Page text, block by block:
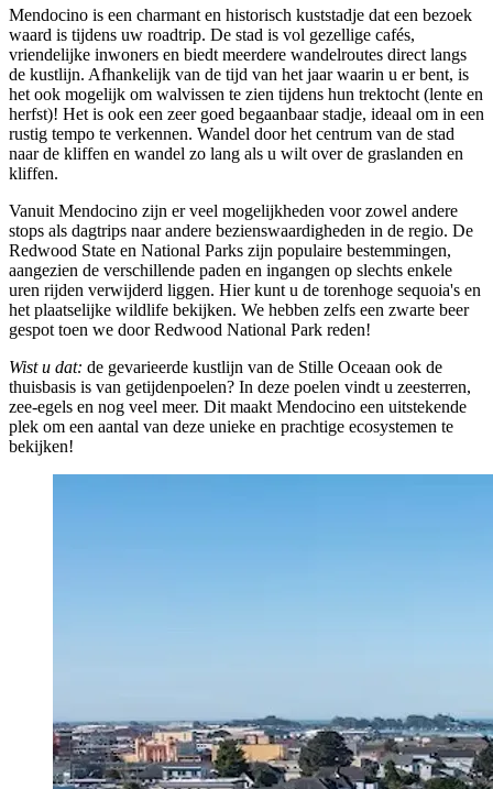
Mendocino is een charmant en historisch kuststadje dat een bezoek
waard is tijdens uw roadtrip. De stad is vol gezellige cafés,
vriendelijke inwoners en biedt meerdere wandelroutes direct langs
de kustlijn. Afhankelijk van de tijd van het jaar waarin u er bent, is
het ook mogelijk om walvissen te zien tijdens hun trektocht (lente en
herfst)! Het is ook een zeer goed begaanbaar stadje, ideaal om in een
rustig tempo te verkennen. Wandel door het centrum van de stad
naar de kliffen en wandel zo lang als u wilt over de graslanden en
kliffen.
Vanuit Mendocino zijn er veel mogelijkheden voor zowel andere
stops als dagtrips naar andere bezienswaardigheden in de regio. De
Redwood State en National Parks zijn populaire bestemmingen,
aangezien de verschillende paden en ingangen op slechts enkele
uren rijden verwijderd liggen. Hier kunt u de torenhoge sequoia's en
het plaatselijke wildlife bekijken. We hebben zelfs een zwarte beer
gespot toen we door Redwood National Park reden!
Wist u dat: de gevarieerde kustlijn van de Stille Oceaan ook de
thuisbasis is van getijdenpoelen? In deze poelen vindt u zeesterren,
zee-egels en nog veel meer. Dit maakt Mendocino een uitstekende
plek om een aantal van deze unieke en prachtige ecosystemen te
bekijken!